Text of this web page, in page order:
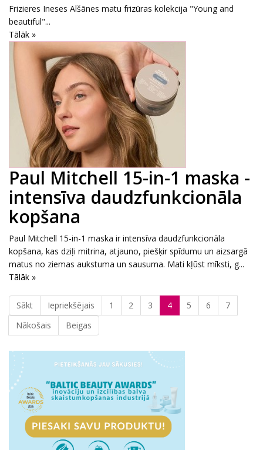
Frizieres Ineses Alšānes matu frizūras kolekcija "Young and
beautiful"...
Tālāk »
Paul Mitchell 15-in-1 maska -
intensīva daudzfunkcionāla
kopšana
Paul Mitchell 15-in-1 maska ir intensīva daudzfunkcionāla
kopšana, kas dziļi mitrina, atjauno, piešķir spīdumu un aizsargā
matus no ziemas aukstuma un sausuma. Mati kļūst mīksti, g...
Tālāk »
Sākt Iepriekšējais 1 2 3 4 5 6
7
Nākošais
Beigas